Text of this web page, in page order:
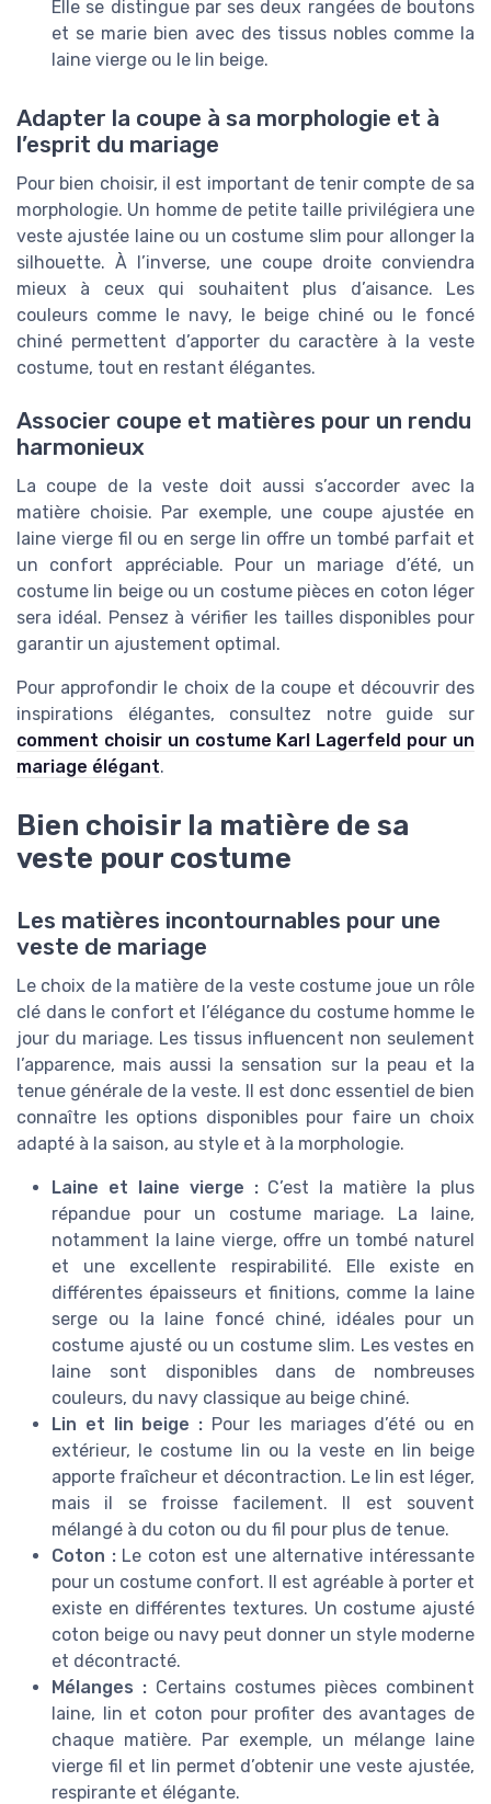
Elle se distingue par ses deux rangées de boutons
et se marie bien avec des tissus nobles comme la
laine vierge ou le lin beige.
Adapter la coupe à sa morphologie et à
l’esprit du mariage
Pour bien choisir, il est important de tenir compte de sa
morphologie. Un homme de petite taille privilégiera une
veste ajustée laine ou un costume slim pour allonger la
silhouette. À l’inverse, une coupe droite conviendra
mieux à ceux qui souhaitent plus d’aisance. Les
couleurs comme le navy, le beige chiné ou le foncé
chiné permettent d’apporter du caractère à la veste
costume, tout en restant élégantes.
Associer coupe et matières pour un rendu
harmonieux
La coupe de la veste doit aussi s’accorder avec la
matière choisie. Par exemple, une coupe ajustée en
laine vierge fil ou en serge lin offre un tombé parfait et
un confort appréciable. Pour un mariage d’été, un
costume lin beige ou un costume pièces en coton léger
sera idéal. Pensez à vérifier les tailles disponibles pour
garantir un ajustement optimal.
Pour approfondir le choix de la coupe et découvrir des
inspirations élégantes, consultez notre guide sur
comment choisir un costume Karl Lagerfeld pour un
mariage élégant.
Bien choisir la matière de sa
veste pour costume
Les matières incontournables pour une
veste de mariage
Le choix de la matière de la veste costume joue un rôle
clé dans le confort et l’élégance du costume homme le
jour du mariage. Les tissus influencent non seulement
l’apparence, mais aussi la sensation sur la peau et la
tenue générale de la veste. Il est donc essentiel de bien
connaître les options disponibles pour faire un choix
adapté à la saison, au style et à la morphologie.
Laine et laine vierge :C’est la matière la plus
répandue pour un costume mariage. La laine,
notamment la laine vierge, offre un tombé naturel
et une excellente respirabilité. Elle existe en
différentes épaisseurs et finitions, comme la laine
serge ou la laine foncé chiné, idéales pour un
costume ajusté ou un costume slim. Les vestes en
laine sont disponibles dans de nombreuses
couleurs, du navy classique au beige chiné.
Lin et lin beige : Pour les mariages d’été ou en
extérieur, le costume lin ou la veste en lin beige
apporte fraîcheur et décontraction. Le lin est léger,
mais il se froisse facilement. Il est souvent
mélangé à du coton ou du fil pour plus de tenue.
Coton :Le coton est une alternative intéressante
pour un costume confort. Il est agréable à porter et
existe en différentes textures. Un costume ajusté
coton beige ou navy peut donner un style moderne
et décontracté.
Mélanges : Certains costumes pièces combinent
laine, lin et coton pour profiter des avantages de
chaque matière. Par exemple, un mélange laine
vierge fil et lin permet d’obtenir une veste ajustée,
respirante et élégante.